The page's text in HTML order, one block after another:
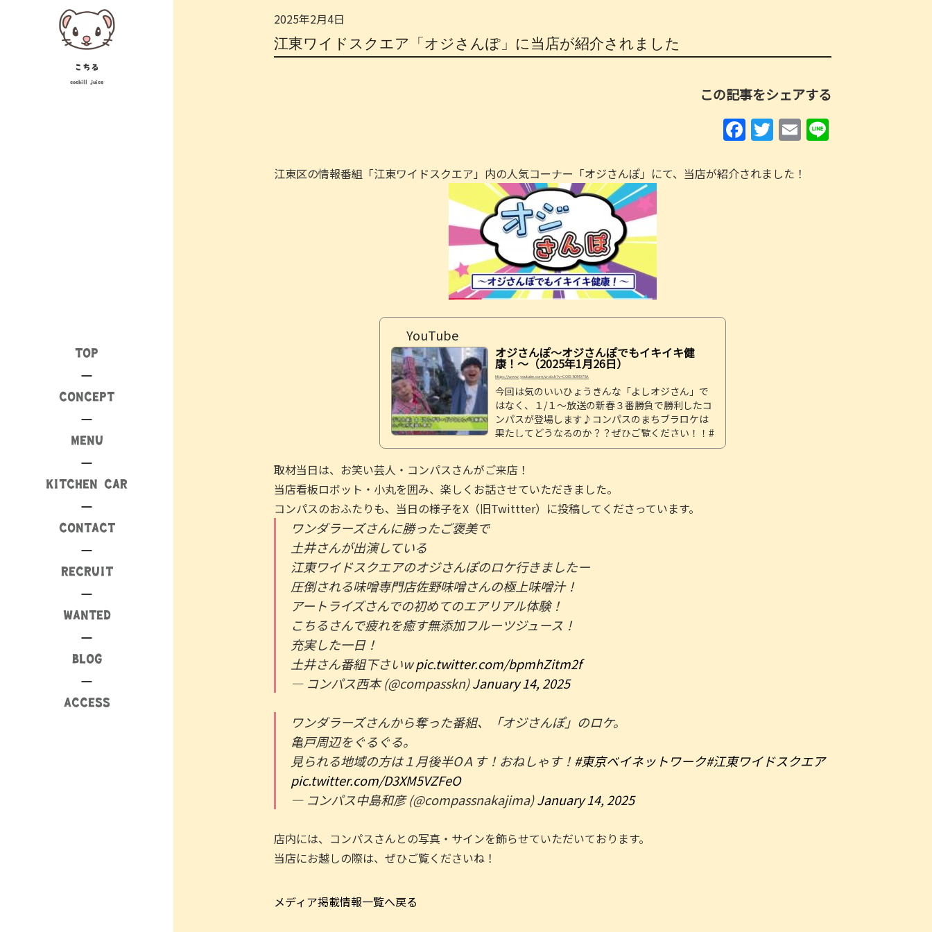
こちる
cochill juice
TOP
CONCEPT
MENU
KITCHEN CAR
CONTACT
RECRUIT
WANTED
BLOG
ACCESS
2025年2月4日
江東ワイドスクエア「オジさんぽ」に当店が紹介されました
この記事をシェアする
F
a
c
T
w
itt
E
m
江東区の情報番組「江東ワイドスクエア」内の人気コーナー「オジさんぽ」にて、当店が紹介されました！
YouTube
オジさんぽ～オジさんぽでもイキイキ健
康！～（2025年1月26日）
https://www.youtube.com/watch?v=COlS8OM978A
今回は気のいいひょうきんな「よしオジさん」で
はなく、１/１～放送の新春３番勝負で勝利したコ
ンパスが登場します♪コンパスのまちブラロケは
果たしてどうなるのか？？ぜひご覧ください！！#
江東ワイドスクエア＃江東区＃コンパス＃亀戸
取材当日は、お笑い芸人・コンパスさんがご来店！
当店看板ロボット・小丸を囲み、楽しくお話させていただきました。
コンパスのおふたりも、当日の様子をX（旧Twittter）に投稿してくださっています。
ワンダラーズさんに勝ったご褒美で
土井さんが出演している
江東ワイドスクエアのオジさんぽのロケ行きましたー
圧倒される味噌専門店佐野味噌さんの極上味噌汁！
アートライズさんでの初めてのエアリアル体験！
こちるさんで疲れを癒す無添加フルーツジュース！
充実した一日！
土井さん番組下さいwpic.twitter.com/bpmhZitm2f
— コンパス西本 (@compasskn)January 14, 2025
ワンダラーズさんから奪った番組、「オジさんぽ」のロケ。
亀戸周辺をぐるぐる。
見られる地域の方は１月後半OＡす！おねしゃす！#東京ベイネットワーク#江東ワイドスクエア
pic.twitter.com/D3XM5VZFeO
— コンパス中島和彦 (@compassnakajima)January 14, 2025
店内には、コンパスさんとの写真・サインを飾らせていただいております。
当店にお越しの際は、ぜひご覧くださいね！
メディア掲載情報一覧へ戻る